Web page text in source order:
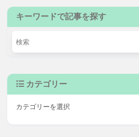
キーワードで記事を探す
カテゴリー